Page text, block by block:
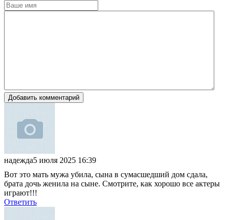
Добавить комментарий
надежда5 июля 2025 16:39
Вот это мать мужа убила, сына в сумасшедший дом сдала,
брата дочь женила на сыне. Смотрите, как хорошо все актеры
играют!!!
Ответить